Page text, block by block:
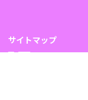
サイトマップ